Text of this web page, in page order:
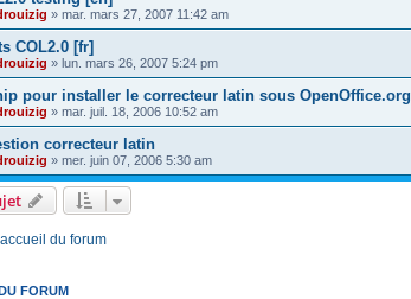
» mar. mars 27, 2007 11:42 am
COL2.0 [fr]
» lun. mars 26, 2007 5:24 pm
pour installer le correcteur latin sous OpenOffice.org
» mar. juil. 18, 2006 10:52 am
correcteur latin
» mer. juin 07, 2006 5:30 am
du forum
FORUM